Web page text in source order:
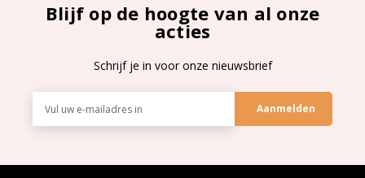
Blijf op de hoogte van al onze
acties
Schrijf je in voor onze nieuwsbrief
mailadres